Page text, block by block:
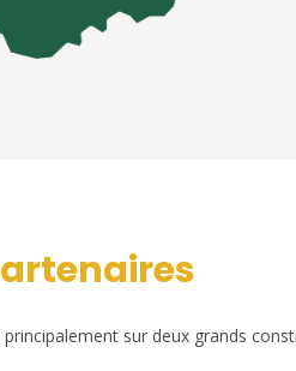
principalement sur deux grands